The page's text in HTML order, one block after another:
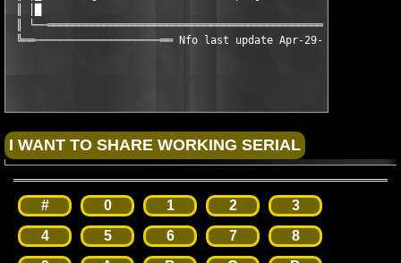
║
╚══────────────────────══ Nfo last update Apr-29-2003
# 0 1 2
3
4
5 6 7
8